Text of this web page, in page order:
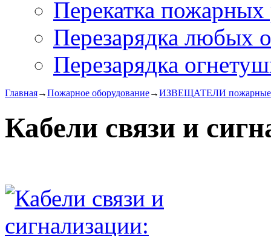
Перекатка пожарных
Перезарядка любых
Перезарядка
Главная→Пожарное оборудование→ИЗВЕЩАТЕЛИ пожарные
Кабели связи и